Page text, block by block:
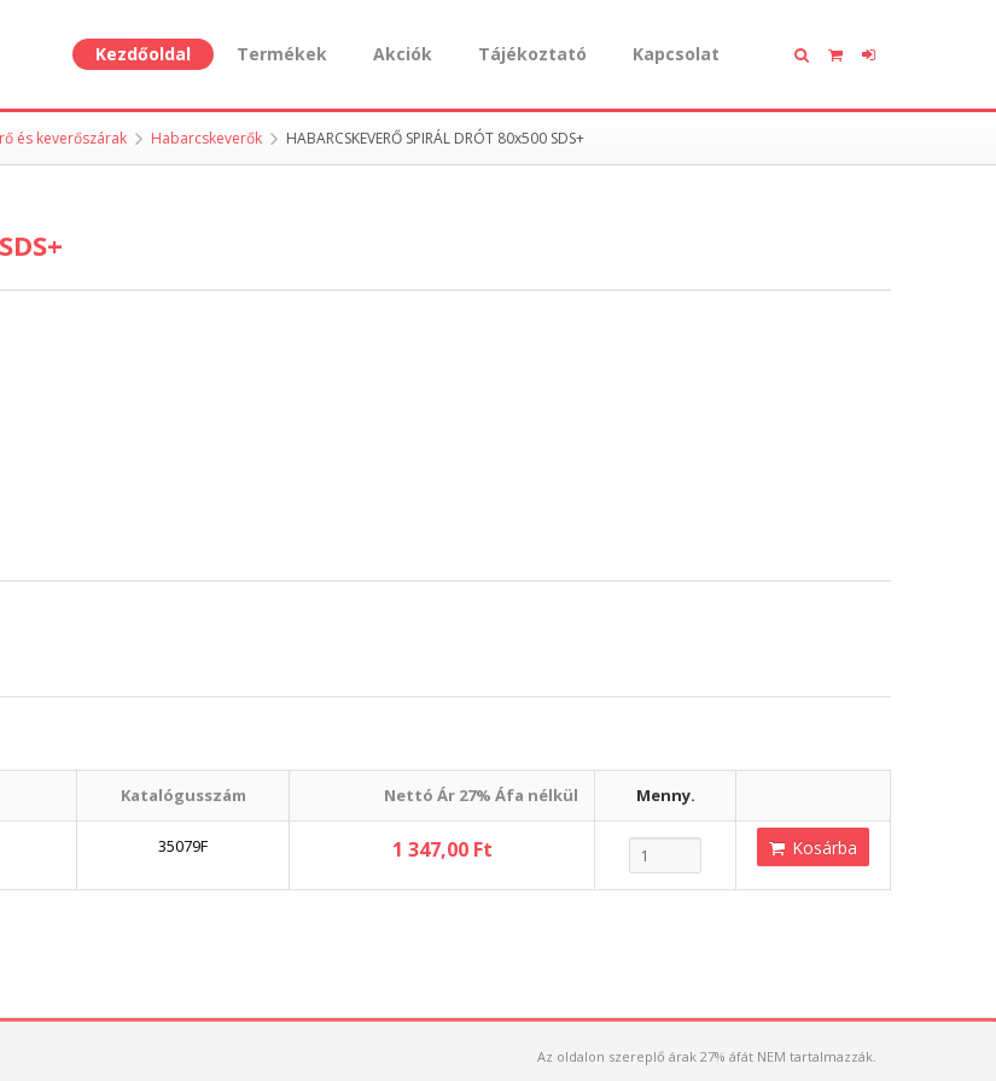
Kezdőoldal Termékek Akciók Tájékoztató Kapcsolat
és keverőszárak Habarcskeverők HABARCSKEVERŐ SPIRÁL DRÓT 80x500 SDS+
Katalógusszám Nettó Ár 27% Áfa nélkül Menny.
35079F 1 347,00 Ft Kosárba
Az oldalon szereplő árak 27% áfát NEM tartalmazzák.